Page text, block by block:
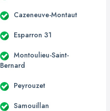
Cazeneuve-Montaut
Esparron 31
Montoulieu-Saint-
Bernard
Peyrouzet
Samouillan